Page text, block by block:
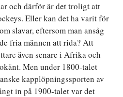
och därför är det troligt att
Eller kan det ha varit för
slavar, eftersom man ansåg
fria männen att rida? Att
även senare i Afrika och
Men under 1800-talet
kapplöpningssporten av
in på 1900-talet var det